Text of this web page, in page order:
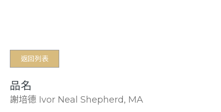
返回列表
品名
謝培德 Ivor Neal Shepherd, MA